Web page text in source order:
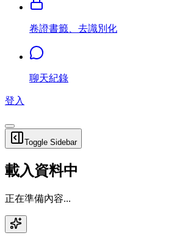
卷證書籤、去識別化
聊天紀錄
登入
Toggle Sidebar
載入資料中
正在準備內容...